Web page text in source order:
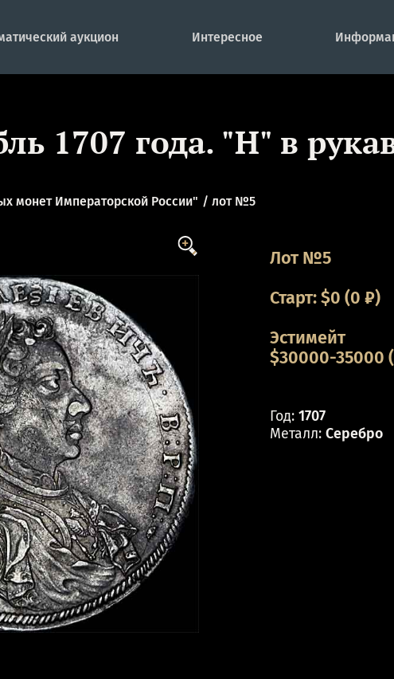
аукцион Интересное
1707 года. "Н" в
монет Императорской России" лот №5
Лот №5
Старт:$0 (0 ₽)
Эстимейт
$30000-35000
Год: 1707
Металл: Серебро